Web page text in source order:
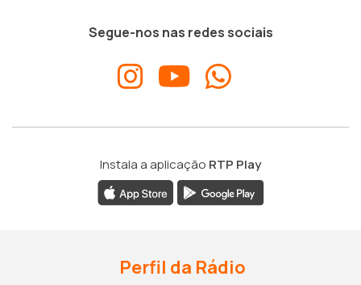
Segue-nos nas redes sociais
Instala a aplicação RTP Play
Perfil da Rádio